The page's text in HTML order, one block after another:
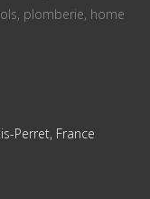
plomberie, home
Perret, France